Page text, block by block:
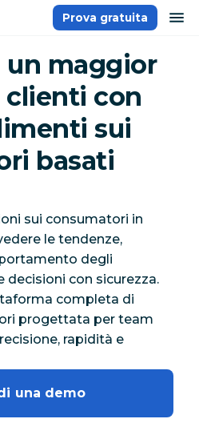
Prova gratuita
un maggior
con
sui
basati
sui consumatori in
le tendenze,
degli
decisioni con sicurezza.
completa di
progettata per team
rapidità e
una demo